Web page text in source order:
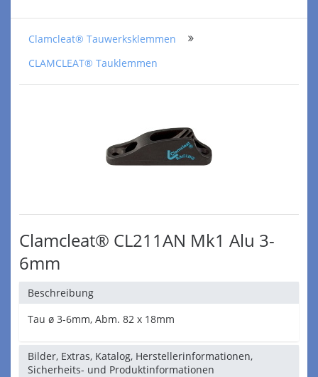
Clamcleat® Tauwerksklemmen
CLAMCLEAT® Tauklemmen
Clamcleat® CL211AN Mk1 Alu 3-
6mm
Beschreibung
Tau ø 3-6mm, Abm. 82 x 18mm
Bilder, Extras, Katalog, Herstellerinformationen,
Sicherheits- und Produktinformationen